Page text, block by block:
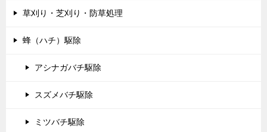
草刈り・芝刈り・防草処理
蜂（ハチ）駆除
アシナガバチ駆除
スズメバチ駆除
ミツバチ駆除